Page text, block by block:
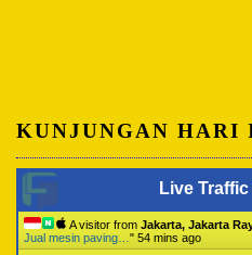
KUNJUNGAN HARI
Live Traffic
A visitor from Jakarta, Jakarta
Jual mesin paving… " 54 mins ago